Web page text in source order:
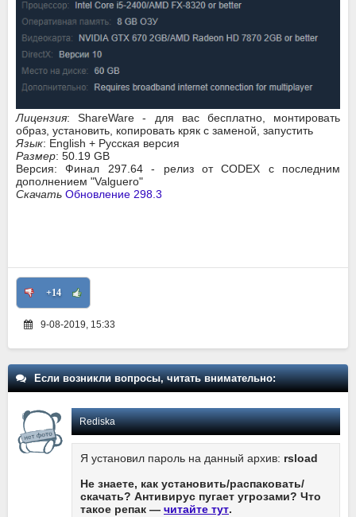
Лицензия: ShareWare - для вас бесплатно, монтировать
образ, установить, копировать кряк с заменой, запустить
Язык: English + Русская версия
Размер: 50.19 GB
Версия: Финал 297.64 - релиз от CODEX с последним
дополнением "Valguero"
Скачать Обновление 298.3
+14
9-08-2019, 15:33
Если возникли вопросы, читать внимательно:
Rediska
Я установил пароль на данный архив: rsload
Не знаете, как установить/распаковать/
скачать? Антивирус пугает угрозами? Что
такое репак — читайте тут.